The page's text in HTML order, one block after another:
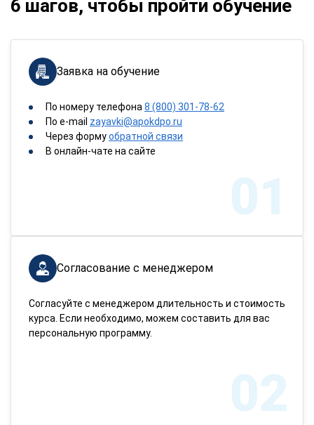
6 шагов, чтобы пройти обучение
Заявка на обучение
По номеру телефона 8 (800) 301-78-62
По e-mail zayavki@apokdpo.ru
Через формуобратной связи
В онлайн-чате на сайте
01
Согласование с менеджером
Согласуйте с менеджером длительность и стоимость
курса. Если необходимо, можем составить для вас
персональную программу.
02